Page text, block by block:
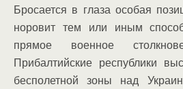
Бросается в глаза особая
норовит тем или иным
прямое военное
Прибалтийские республики
бесполетной зоны над